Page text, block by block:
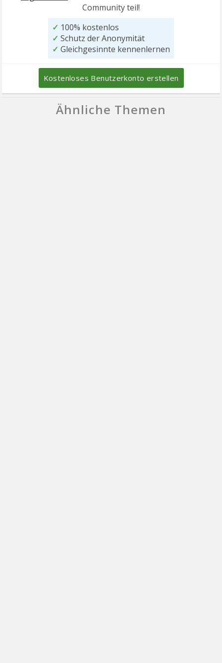
Community teil!
✓ 100% kostenlos
✓ Schutz der Anonymität
✓ Gleichgesinnte kennenlernen
Kostenloses Benutzerkonto erstellen
Ähnliche Themen